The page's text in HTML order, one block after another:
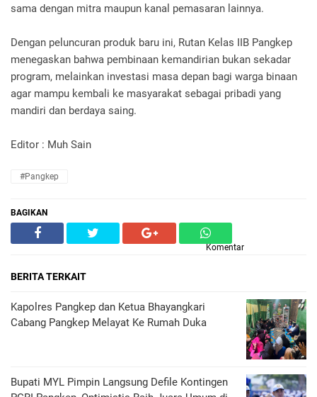
sama dengan mitra maupun kanal pemasaran lainnya.
Dengan peluncuran produk baru ini, Rutan Kelas IIB Pangkep
menegaskan bahwa pembinaan kemandirian bukan sekadar
program, melainkan investasi masa depan bagi warga binaan
agar mampu kembali ke masyarakat sebagai pribadi yang
mandiri dan berdaya saing.
Editor : Muh Sain
#Pangkep
BAGIKAN
Komentar
BERITA TERKAIT
Kapolres Pangkep dan Ketua Bhayangkari
Cabang Pangkep Melayat Ke Rumah Duka
Bupati MYL Pimpin Langsung Defile Kontingen